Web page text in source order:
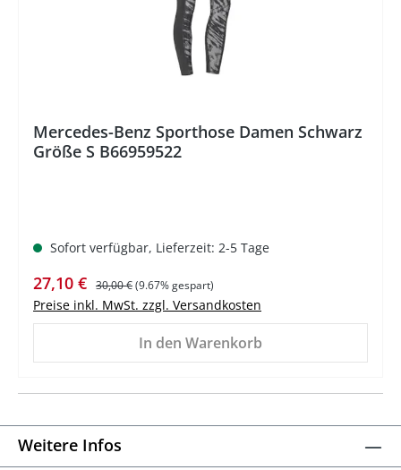
Mercedes-Benz Sporthose Damen Schwarz
Größe S B66959522
Sofort verfügbar, Lieferzeit: 2-5 Tage
Verkaufspreis:
27,10 € Regulärer Preis:
30,00 €(9.67% gespart)
Preise inkl. MwSt. zzgl. Versandkosten
In den Warenkorb
Weitere Infos